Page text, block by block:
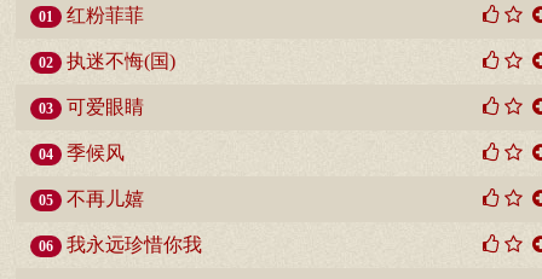
01 红粉菲菲
02 执迷不悔(国)
03 可爱眼睛
04 季候风
05 不再儿嬉
06 我永远珍惜你我